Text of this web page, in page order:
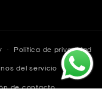
Política de privacidad
del servicio
de contacto